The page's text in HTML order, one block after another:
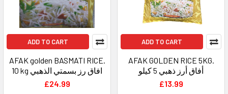
ADD TO CART
AFAK golden BASMATI RICE.
10 kg افاق رز بسمتي الذهبي
£24.99
ADD TO CART
AFAK GOLDEN RICE 5KG.
أفاق أرز ذهبي 5 كيلو
£13.99